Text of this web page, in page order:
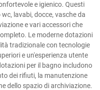
e igienico. Questi
lavabi, docce, vasche da
e vari accessori che
Le moderne dotazioni
tradizionale con tecnologie
e un'esperienza utente
per il bagno includono
dei rifiuti, la manutenzione
dello spazio di archiviazione.